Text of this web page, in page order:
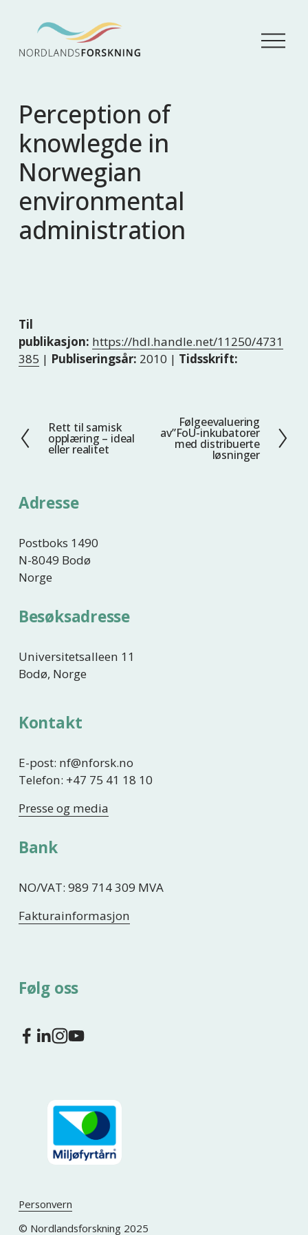
Å
p
Perception of
knowlegde in
Norwegian
environmental
administration
Til
publikasjon: https://hdl.handle.net/11250/4731
385 | Publiseringsår: 2010 | Tidsskrift:
F
o
i
Rett til samisk
opplæring – ideal
eller realitet
Følgeevaluering
av”FoU-inkubatorer
med distribuerte
løsninger
Adresse
Postboks 1490
N-8049 Bodø
Norge
Besøksadresse
Universitetsalleen 11
Bodø, Norge
Kontakt
E-post: nf@nforsk.no
Telefon: +47 75 41 18 10
Presse og media
Bank
NO/VAT: 989 714 309 MVA
Fakturainformasjon
Følg oss
Personvern
© Nordlandsforskning 2025